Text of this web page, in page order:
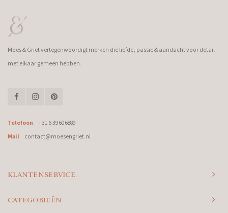
Moes & Griet vertegenwoordigt merken die liefde, passie & aandacht voor detail
met elkaar gemeen hebben.
Telefoon
+31 6 39606889
Mail
contact@moesengriet.nl
KLANTENSERVICE
CATEGORIEËN